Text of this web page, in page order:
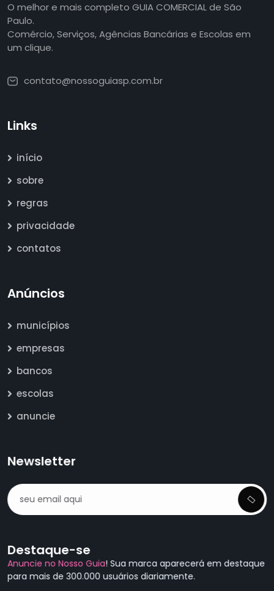
O melhor e mais completo GUIA COMERCIAL de São
Paulo.
Comércio, Serviços, Agências Bancárias e Escolas em
um clique.
contato@nossoguiasp.com.br
Links
início
sobre
regras
privacidade
contatos
Anúncios
municípios
empresas
bancos
escolas
anuncie
Newsletter
Destaque-se
Anuncie no Nosso Guia! Sua marca aparecerá em destaque
para mais de 300.000 usuários diariamente.